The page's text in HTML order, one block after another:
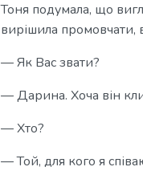
Тоня подумала, що
вирішила промовчати,
— Як Вас звати?
— Дарина. Хоча він
— Хто?
— Той, для кого я